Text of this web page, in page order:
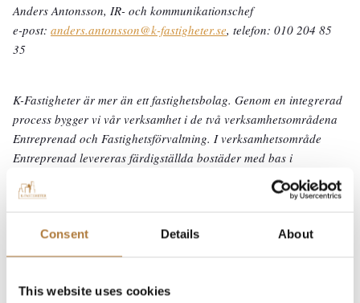
Consent Details About
This website uses cookies
Anders Antonsson, IR- och kommunikationschef
e-post: anders.antonsson@k-fastigheter.se, telefon: 010 204 85
35
K-Fastigheter är mer än ett fastighetsbolag. Genom en integrerad
process bygger vi vår verksamhet i de två verksamhetsområdena
Entreprenad och Fastighetsförvaltning. I verksamhetsområde
Entreprenad levereras färdigställda bostäder med bas i
koncernens egenutvecklade koncepthus internt såväl som till
externa kunder och därutöver högkvalitativa stomlösningar. Vår
komplett stomentreprenör. För att öka kostnadseffektiviteten och
korta byggtiderna har K-Fastigheter valt att arbeta med tre
Fastighetsförvaltning förvaltar koncernens fastighetsbestånd med